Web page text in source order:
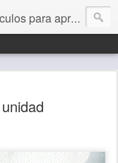
a vivir mejor, un día a la vez. Por Juan C Quintero